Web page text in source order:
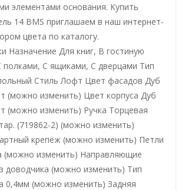
элементами основания. Купить
14 BMS приглашаем в наш интернет-
цвета по каталогу.
Назначение Для книг, В гостиную
полками, С ящиками, С дверцами Тип
Стиль Лофт Цвет фасадов Дуб
(можно изменить) Цвет корпуса Дуб
(можно изменить) Ручка Торцевая
(719862-2) (можно изменить)
крепёж (можно изменить) Петли
(можно изменить) Направляющие
доводчика (можно изменить) Тип
0,4мм (можно изменить) Задняя